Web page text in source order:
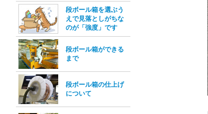
段ボール箱を選ぶう
えで見落としがちな
のが「強度」です
段ボール箱ができる
まで
段ボール箱の仕上げ
について